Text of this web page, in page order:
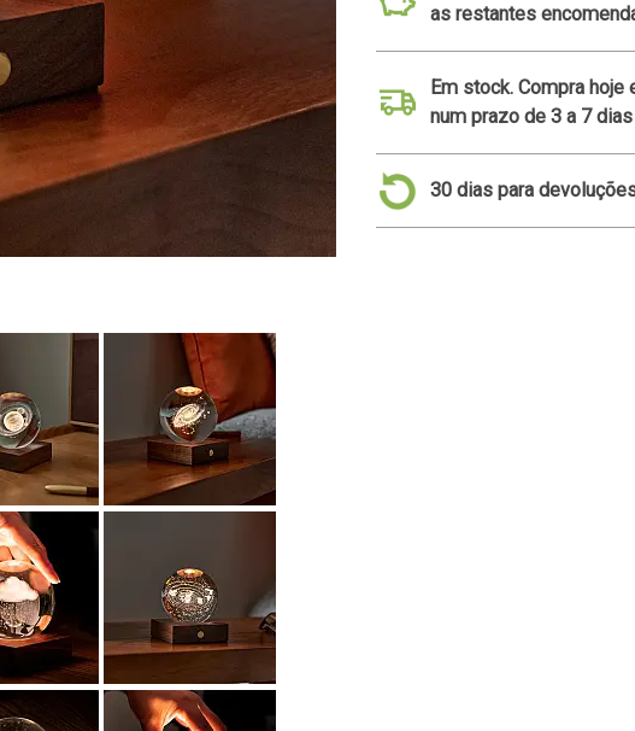
as restantes
Em stock. Compra hoje
num prazo de 3 a 7 dias
30 dias para